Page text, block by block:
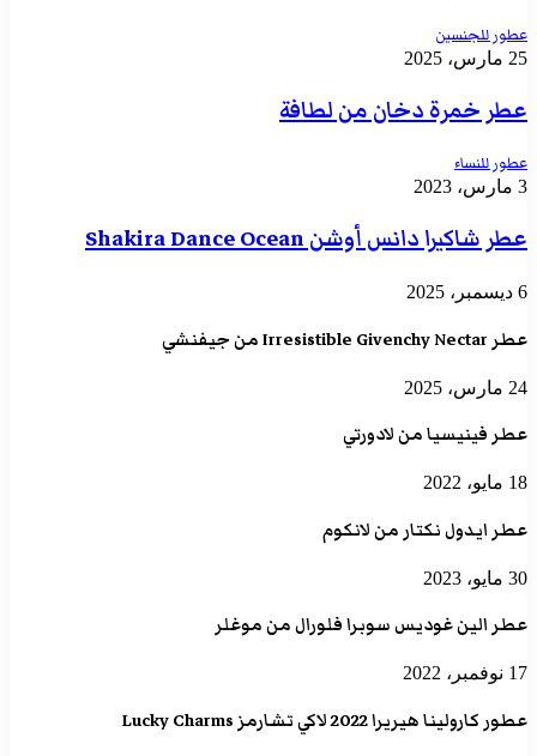
عطور للجنسين
25 مارس، 2025
عطر خمرة دخان من لطافة
عطور للنساء
3 مارس، 2023
عطر شاكيرا دانس أوشن Shakira Dance Ocean
6 ديسمبر، 2025
عطر Irresistible Givenchy Nectar من جيفنشي
24 مارس، 2025
عطر فينيسيا من لادورتي
18 مايو، 2022
عطر ايدول نكتار من لانكوم
30 مايو، 2023
عطر الين غوديس سوبرا فلورال من موغلر
17 نوفمبر، 2022
عطور كارولينا هيريرا 2022 لاكي تشارمز Lucky Charms